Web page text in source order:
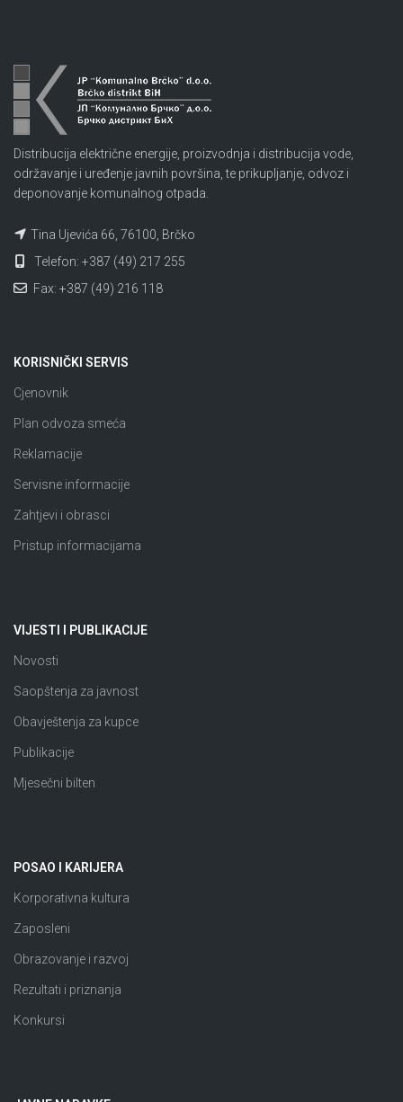
Distribucija električne energije, proizvodnja i distribucija vode,
održavanje i uređenje javnih površina, te prikupljanje, odvoz i
deponovanje komunalnog otpada.
Tina Ujevića 66, 76100, Brčko
Telefon: +387 (49) 217 255
Fax: +387 (49) 216 118
KORISNIČKI SERVIS
Cjenovnik
Plan odvoza smeća
Reklamacije
Servisne informacije
Zahtjevi i obrasci
Pristup informacijama
VIJESTI I PUBLIKACIJE
Novosti
Saopštenja za javnost
Obavještenja za kupce
Publikacije
Mjesečni bilten
POSAO I KARIJERA
Korporativna kultura
Zaposleni
Obrazovanje i razvoj
Rezultati i priznanja
Konkursi